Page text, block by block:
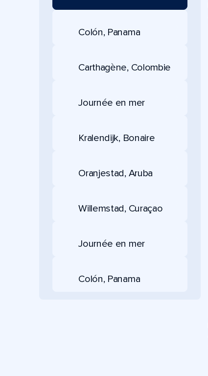
Colón, Panama
Carthagène, Colombie
Journée en mer
Kralendijk, Bonaire
Oranjestad, Aruba
Willemstad, Curaçao
Journée en mer
Colón, Panama